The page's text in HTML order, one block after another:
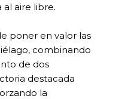
aire libre.
poner en valor las
combinando
de dos
destacada
la